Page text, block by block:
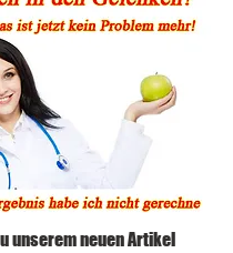
unserem neuen Artikel